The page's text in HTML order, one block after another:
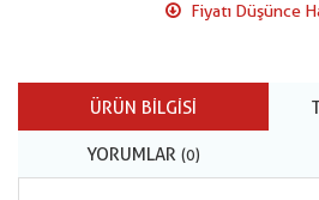
Fiyatı Düşünce
ÜRÜN BILGISI
YORUMLAR (0)